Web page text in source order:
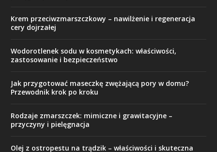
Krem przeciwzmarszczkowy – nawilżenie i regeneracja
cery dojrzałej
Wodorotlenek sodu w kosmetykach: właściwości,
zastosowanie i bezpieczeństwo
Jak przygotować maseczkę zwężającą pory w domu?
Przewodnik krok po kroku
Rodzaje zmarszczek: mimiczne i grawitacyjne –
przyczyny i pielęgnacja
Olej z ostropestu na trądzik – właściwości i skuteczna